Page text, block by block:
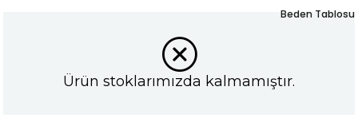
Ürün stoklarımızda kalmamıştır.
Beden Tablosu